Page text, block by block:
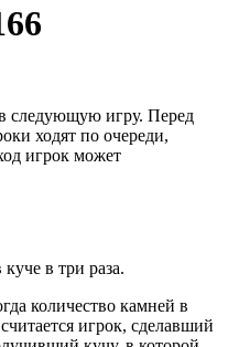
следующую игру. Перед
ходят по очереди,
игрок может
в три раза.
количество камней в
игрок, сделавший